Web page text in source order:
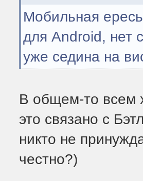
Мобильная
для Android, нет
уже седина на
В общем-то всем
это связано с
никто не
честно?)